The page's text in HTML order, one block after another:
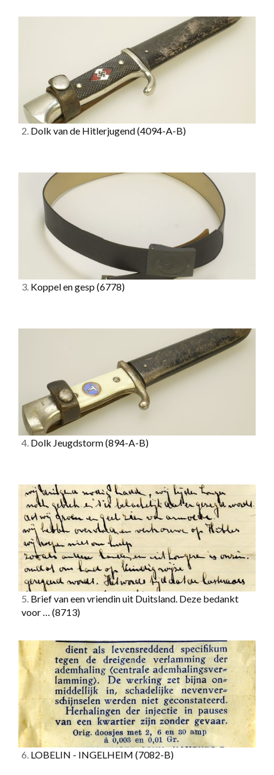
2. Dolk van de Hitlerjugend(4094-A-B)
3. Koppel en gesp (6778)
4. Dolk Jeugdstorm(894-A-B)
5. Brief van een vriendin uit Duitsland. Deze bedankt
voor … (8713)
6. LOBELIN - INGELHEIM (7082-B)